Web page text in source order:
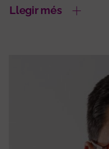
Llegir més